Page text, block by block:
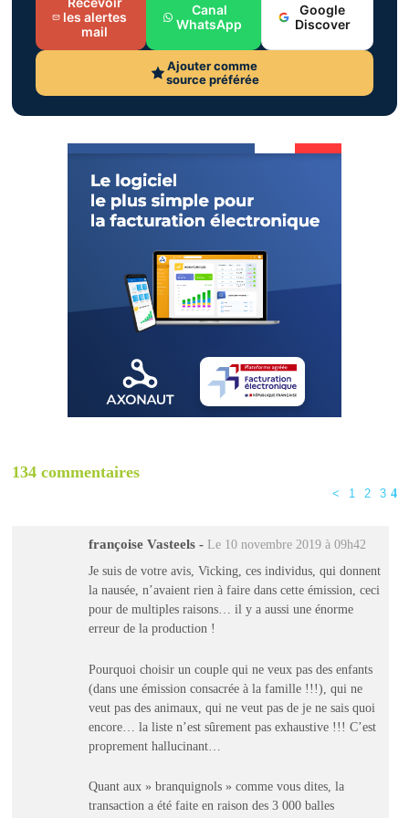
les alertes
mail
Canal
WhatsApp
Google
Discover
Ajouter comme
source préférée
134 commentaires
< 1 2 3 4
françoise Vasteels - Le 10 novembre 2019 à 09h42
Je suis de votre avis, Vicking, ces individus, qui donnent
la nausée, n’avaient rien à faire dans cette émission, ceci
pour de multiples raisons… il y a aussi une énorme
erreur de la production !
Pourquoi choisir un couple qui ne veux pas des enfants
(dans une émission consacrée à la famille !!!), qui ne
veut pas des animaux, qui ne veut pas de je ne sais quoi
encore… la liste n’est sûrement pas exhaustive !!! C’est
proprement hallucinant…
Quant aux » branquignols » comme vous dites, la
transaction a été faite en raison des 3 000 balles